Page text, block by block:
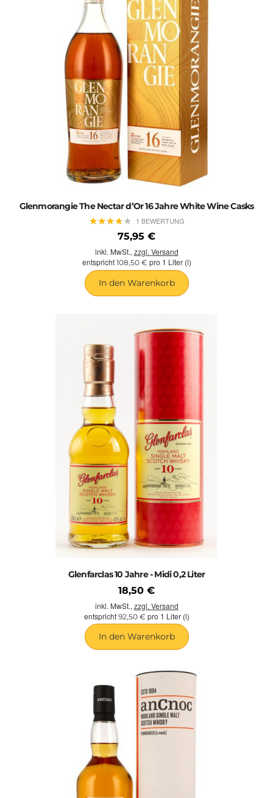
Glenmorangie The Nectar d’Or 16 Jahre White Wine Casks
★★★★★
★★★★★ 1 BEWERTUNG
75,95 €
inkl. MwSt., zzgl. Versand
entspricht 108,50 € pro 1 Liter (l)
In den Warenkorb
Glenfarclas 10 Jahre - Midi 0,2 Liter
18,50 €
inkl. MwSt., zzgl. Versand
entspricht 92,50 € pro 1 Liter (l)
In den Warenkorb